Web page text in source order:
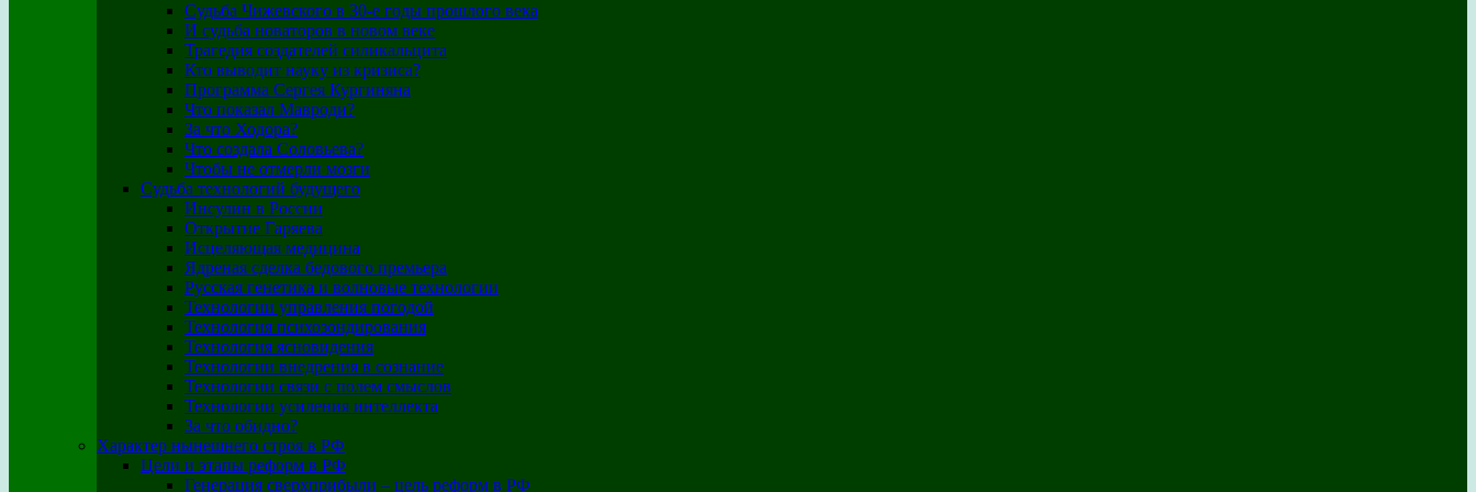
Судьба Чижевского в 30-е годы прошлого века
И судьба новаторов в новом веке
Трагедия создателей силикальцита
Кто выводит науку из кризиса?
Программа Сергея Кургиняна
Что показал Мавроди?
За что Ходора?
Что создала Соловьева?
Чтобы не отмерли мозги
Судьба технологий будущего
Инсулин в России
Открытие Гаряева
Исцеляющая медицина
Ядреная сделка бедового премьера
Русская генетика и волновые технологии
Технологии управления погодой
Технология психозондирования
Технология ясновидения
Технологии внедрения в сознание
Технологии связи с полем смыслов
Технологии усиления интеллекта
За что обидно?
Характер нынешнего строя в РФ
Цели и этапы реформ в РФ
Генерация сверхприбыли – цель реформ в РФ